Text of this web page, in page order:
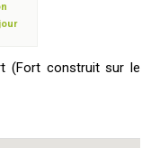
(Fort construit sur le